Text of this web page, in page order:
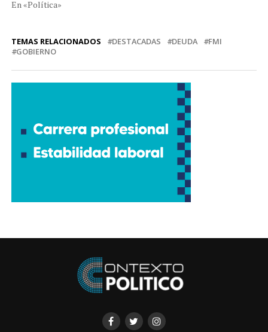
En «Política»
TEMAS RELACIONADOS DESTACADAS DEUDA
FMI
GOBIERNO